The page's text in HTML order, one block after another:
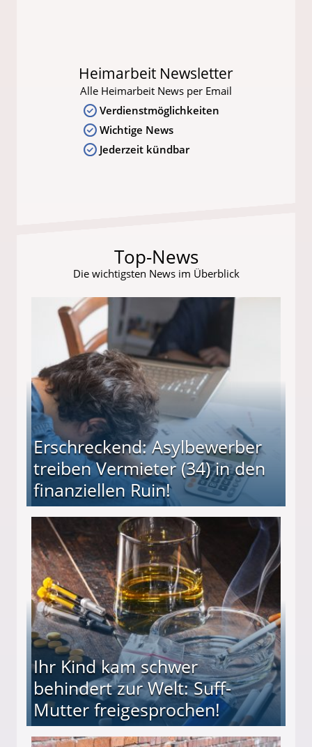
Heimarbeit Newsletter
Alle Heimarbeit News per Email
Verdienstmöglichkeiten
Wichtige News
Jederzeit kündbar
Top-News
Die wichtigsten News im Überblick
Erschreckend: Asylbewerber
treiben Vermieter (34) in den
finanziellen Ruin!
(34) in den finanziellen Ruin!
Ihr Kind kam schwer
behindert zur Welt: Suff-
Mutter freigesprochen!